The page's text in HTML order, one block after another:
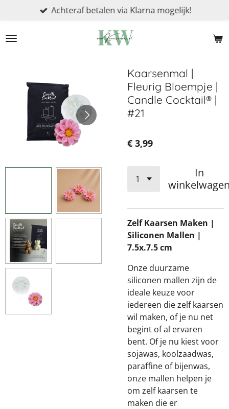
naar
Achteraf betalen via Klarna mogelijk!
Kaarsenmal |
Fleurig Bloempje |
Candle Cocktail® |
#21
€ 3,99
In
Zelf Kaarsen Maken |
Siliconen Mallen |
7.5x.7.5 cm
Onze duurzame
siliconen mallen zijn de
ideale keuze voor
iedereen die zelf kaarsen
wil maken, of je nu net
begint of al ervaren
bent. Of je nu kiest voor
sojawas, koolzaadwas,
paraffine of bijenwas,
onze mallen helpen je
om zelf kaarsen te
maken die er